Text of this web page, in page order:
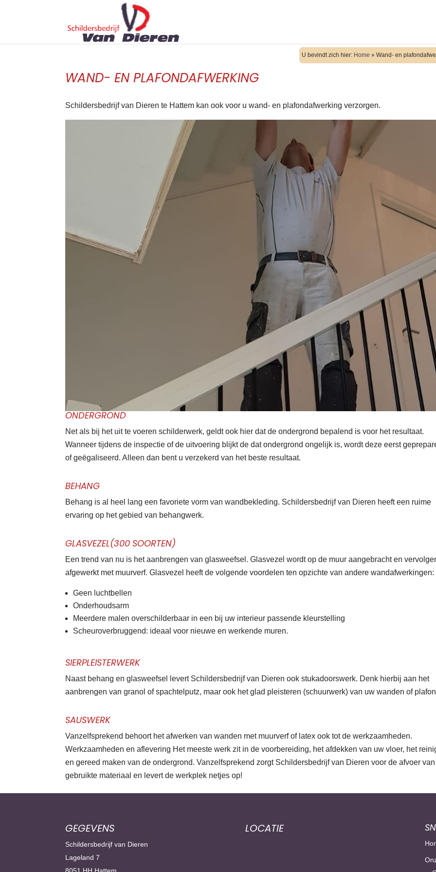
U bevindt zich hier: Home » Wand- en
WAND- EN PLAFONDAFWERKING
Schildersbedrijf van Dieren te Hattem kan ook voor u wand- en plafondafwerking verzorgen.
ONDERGROND
Net als bij het uit te voeren schilderwerk, geldt ook hier dat de ondergrond bepalend is voor het resultaat.
Wanneer tijdens de inspectie of de uitvoering blijkt de dat ondergrond ongelijk is, wordt deze eerst
of geëgaliseerd. Alleen dan bent u verzekerd van het beste resultaat.
BEHANG
Behang is al heel lang een favoriete vorm van wandbekleding. Schildersbedrijf van Dieren heeft een ruime
ervaring op het gebied van behangwerk.
GLASVEZEL(300 SOORTEN)
Een trend van nu is het aanbrengen van glasweefsel. Glasvezel wordt op de muur aangebracht en
afgewerkt met muurverf. Glasvezel heeft de volgende voordelen ten opzichte van andere wandafwerkingen:
Geen luchtbellen
Onderhoudsarm
Meerdere malen overschilderbaar in een bij uw interieur passende kleurstelling
Scheuroverbruggend: ideaal voor nieuwe en werkende muren.
SIERPLEISTERWERK
Naast behang en glasweefsel levert Schildersbedrijf van Dieren ook stukadoorswerk. Denk hierbij aan het
aanbrengen van granol of spachtelputz, maar ook het glad pleisteren (schuurwerk) van uw wanden of
SAUSWERK
Vanzelfsprekend behoort het afwerken van wanden met muurverf of latex ook tot de werkzaamheden.
Werkzaamheden en aflevering Het meeste werk zit in de voorbereiding, het afdekken van uw vloer, het
en gereed maken van de ondergrond. Vanzelfsprekend zorgt Schildersbedrijf van Dieren voor de afvoer
gebruikte materiaal en levert de werkplek netjes op!
GEGEVENS
Schildersbedrijf van Dieren
Lageland 7
8051 HH Hattem
LOCATIE